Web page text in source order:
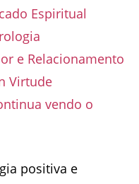
Espiritual
e Relacionamento
Virtude
vendo o
positiva e